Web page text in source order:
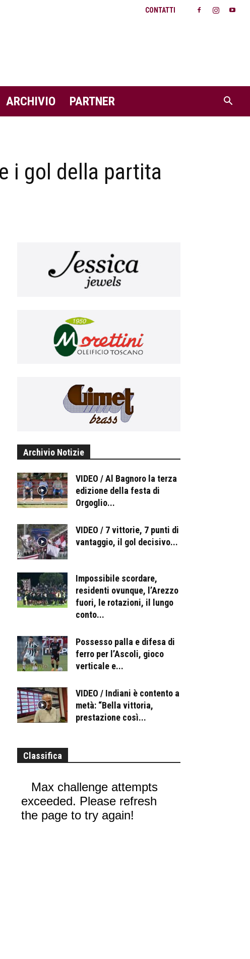
CONTATTI
ARCHIVIO PARTNER
i gol della partita
Archivio Notizie
VIDEO / Al Bagnoro la terza
edizione della festa di
Orgoglio...
VIDEO / 7 vittorie, 7 punti di
vantaggio, il gol decisivo...
Impossibile scordare,
residenti ovunque, l’Arezzo
fuori, le rotazioni, il lungo
conto...
Possesso palla e difesa di
ferro per l’Ascoli, gioco
verticale e...
VIDEO / Indiani è contento a
metà: “Bella vittoria,
prestazione così...
Classifica